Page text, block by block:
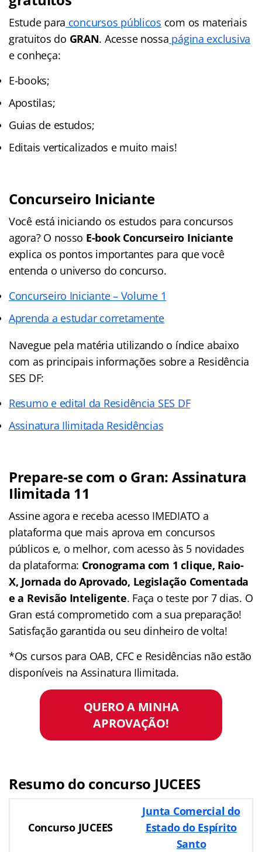
Estude para concursos públicos com os materiais
gratuitos do GRAN. Acesse nossa página exclusiva
e conheça:
E-books;
Apostilas;
Guias de estudos;
Editais verticalizados e muito mais!
Concurseiro Iniciante
Você está iniciando os estudos para concursos
agora? O nosso E-book Concurseiro Iniciante
explica os pontos importantes para que você
entenda o universo do concurso.
Concurseiro Iniciante – Volume 1
Aprenda a estudar corretamente
Navegue pela matéria utilizando o índice abaixo
com as principais informações sobre a Residência
SES DF:
Resumo e edital da Residência SES DF
Assinatura Ilimitada Residências
Prepare-se com o Gran: Assinatura
Ilimitada 11
Assine agora e receba acesso IMEDIATO a
plataforma que mais aprova em concursos
públicos e, o melhor, com acesso às 5 novidades
da plataforma: Cronograma com 1 clique, Raio-
X, Jornada do Aprovado, Legislação Comentada
e a Revisão Inteligente. Faça o teste por 7 dias. O
Gran está comprometido com a sua preparação!
Satisfação garantida ou seu dinheiro de volta!
*Os cursos para OAB, CFC e Residências não estão
disponíveis na Assinatura Ilimitada.
QUERO A MINHA
APROVAÇÃO!
Resumo do concurso JUCEES
Concurso JUCEES
Junta Comercial do
Estado do Espírito
Santo